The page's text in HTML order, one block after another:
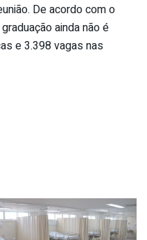
De acordo com o
ainda não é
e 3.398 vagas nas